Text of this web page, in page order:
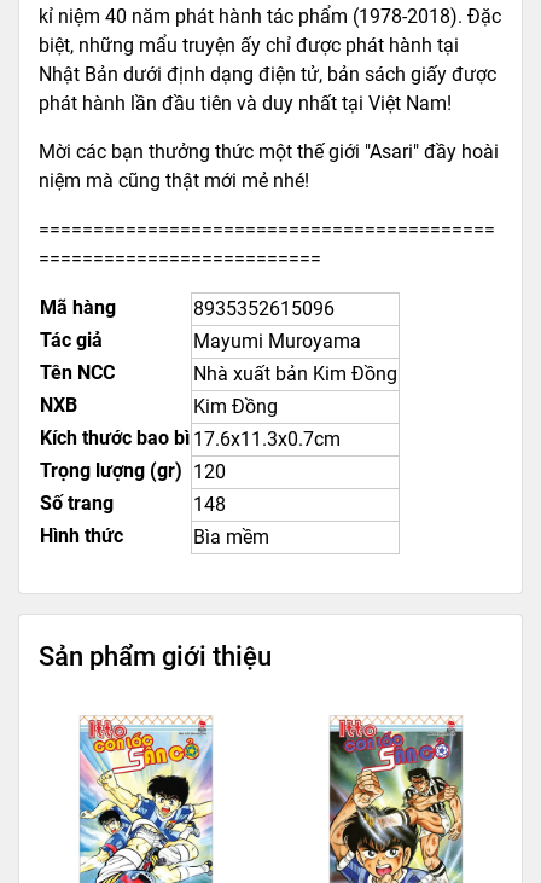
kỉ niệm 40 năm phát hành tác phẩm (1978-2018). Đặc
biệt, những mẩu truyện ấy chỉ được phát hành tại
Nhật Bản dưới định dạng điện tử, bản sách giấy được
phát hành lần đầu tiên và duy nhất tại Việt Nam!
Mời các bạn thưởng thức một thế giới "Asari" đầy hoài
niệm mà cũng thật mới mẻ nhé!
==========================================
==========================
Mã hàng
8935352615096
Tác giả
Mayumi Muroyama
Tên NCC
Nhà xuất bản Kim Đồng
NXB
Kim Đồng
Kích thước bao bì 17.6x11.3x0.7cm
Trọng lượng (gr) 120
Số trang
148
Hình thức
Bìa mềm
Sản phẩm giới thiệu